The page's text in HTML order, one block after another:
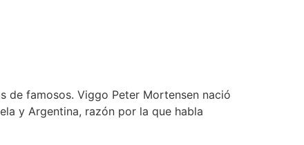
de famosos. Viggo Peter Mortensen nació
y Argentina, razón por la que habla